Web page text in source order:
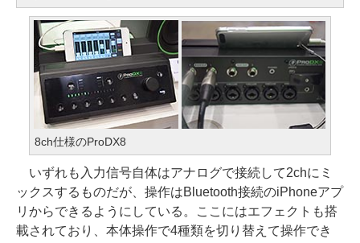
8ch仕様のProDX8
いずれも入力信号自体はアナログで接続して2chにミ
ックスするものだが、操作はBluetooth接続のiPhoneアプ
リからできるようにしている。ここにはエフェクトも搭
載されており、本体操作で4種類を切り替えて操作でき